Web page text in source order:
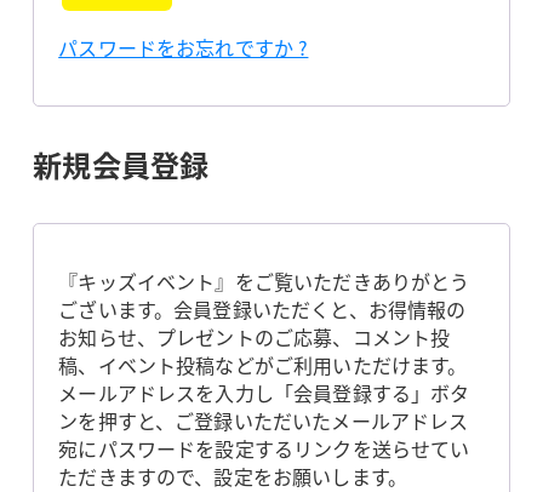
パスワードをお忘れですか ?
新規会員登録
『キッズイベント』をご覧いただきありがとう
ございます。会員登録いただくと、お得情報の
お知らせ、プレゼントのご応募、コメント投
稿、イベント投稿などがご利用いただけます。
メールアドレスを入力し「会員登録する」ボタ
ンを押すと、ご登録いただいたメールアドレス
宛にパスワードを設定するリンクを送らせてい
ただきますので、設定をお願いします。